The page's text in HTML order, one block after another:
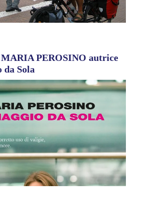
PEROSINO autrice
da Sola